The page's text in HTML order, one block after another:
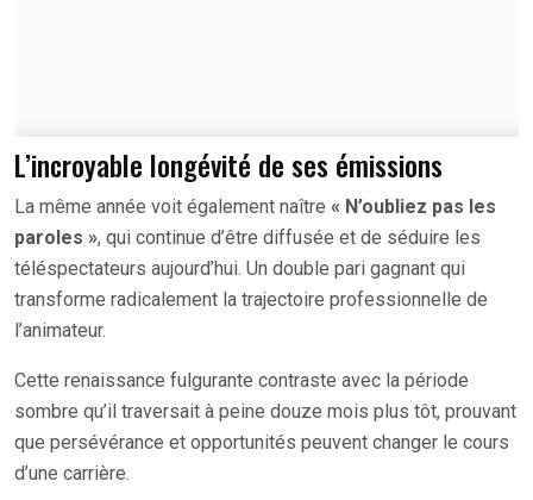
L’incroyable longévité de ses émissions
La même année voit également naître « N’oubliez pas les
paroles », qui continue d’être diffusée et de séduire les
téléspectateurs aujourd’hui. Un double pari gagnant qui
transforme radicalement la trajectoire professionnelle de
l’animateur.
Cette renaissance fulgurante contraste avec la période
sombre qu’il traversait à peine douze mois plus tôt, prouvant
que persévérance et opportunités peuvent changer le cours
d’une carrière.